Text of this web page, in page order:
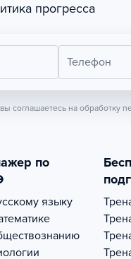
прогресса
Телефон
соглашаетесь на обработку
по
языку